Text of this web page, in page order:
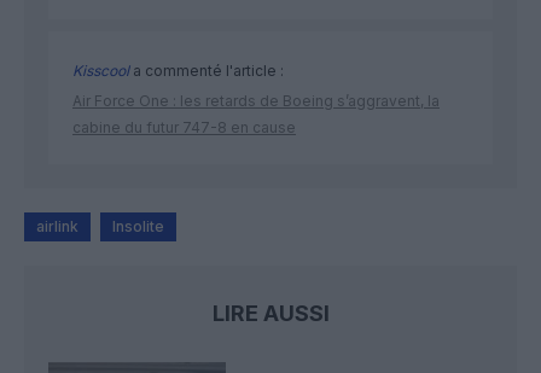
Kisscoola commenté l'article :
Air Force One : les retards de Boeing s’aggravent, la
cabine du futur 747-8 en cause
airlink Insolite
LIRE AUSSI